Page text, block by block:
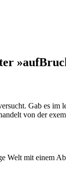
Gab es
von der
mit einem